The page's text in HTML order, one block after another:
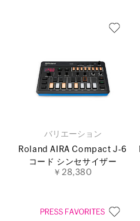
バリエーション
Roland AIRA Compact J‐6
コード シンセサイザー
￥28,380